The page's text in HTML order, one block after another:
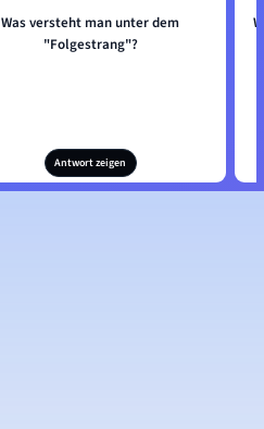
Was versteht man unter dem
"Folgestrang"?
Antwort zeigen